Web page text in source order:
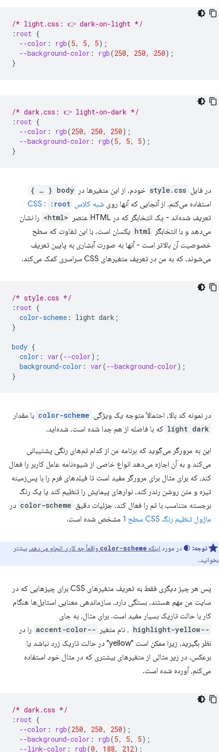
/* light.css: 👉 dark-on-light */
: root {
--color : rgb(5, 5, 5);
--background-color : rgb(250, 250, 250);
}
/* dark.css: 👉 light-on-dark */
: root {
--color : rgb(250, 250, 250);
--background-color : rgb(5, 5, 5);
}
در فایل style.css خودم، از این متغیرها در body { … }
استفاده می‌کنم. از آنجایی که آنها روی شبه کلاس CSS : :root
تعریف شده‌اند - یک انتخابگر که در HTML عنصر <html>
را نشان
می‌دهد و با انتخابگر
html یکسان است، با این تفاوت که سطح
خصوصیت آن بالاتر است - آنها به صورت آبشاری به پایین تعریف
می‌شوند، که به من در تعریف متغیرهای CSS سراسری کمک می‌کند.
/* style.css */
: root {
color-scheme : light dark ;
}
body {
color : var(--color);
background-color : var(--background-color);
}
در نمونه کد بالا، احتمالاً متوجه یک ویژگی color-scheme با مقدار
light dark که با فاصله از هم جدا شده است، شده‌اید.
این به مرورگر می‌گوید که برنامه من از کدام تم‌های رنگی پشتیبانی
می‌کند و به آن اجازه می‌دهد انواع خاصی از شیوه‌نامه عامل کاربر را فعال
کند، که برای مثال برای مرورگر مفید است تا فیلدهای فرم را با پس‌زمینه
تیره و متن روشن رندر کند، نوارهای پیمایش را تنظیم کند یا یک رنگ
برجسته متناسب با تم را فعال کند. جزئیات دقیق color-scheme در
ماژول تنظیم رنگ CSS سطح 1
مشخص شده است.
توجه: 🌒 در مورد اینکه color-scheme واقعاً چه کاری انجام می‌دهد، بیشتر
بخوانید.
پس هر چیز دیگری فقط به تعریف متغیرهای CSS برای چیزهایی که در
سایت من مهم هستند، بستگی دارد. سازماندهی معنایی استایل‌ها هنگام
کار با حالت تاریک بسیار مفید است. برای مثال، به جای
-⁠-⁠highlight-yellow ، نام متغیر -⁠-⁠accent-color
را در
نظر بگیرید، زیرا ممکن است "yellow" در حالت تاریک زرد نباشد یا
برعکس. در زیر مثالی از متغیرهای بیشتری که در مثال خود استفاده
می‌کنم، آورده شده است.
/* dark.css */
: root {
--color : rgb(250, 250, 250);
--background-color : rgb(5, 5, 5);
--link-color : rgb(0, 188, 212);